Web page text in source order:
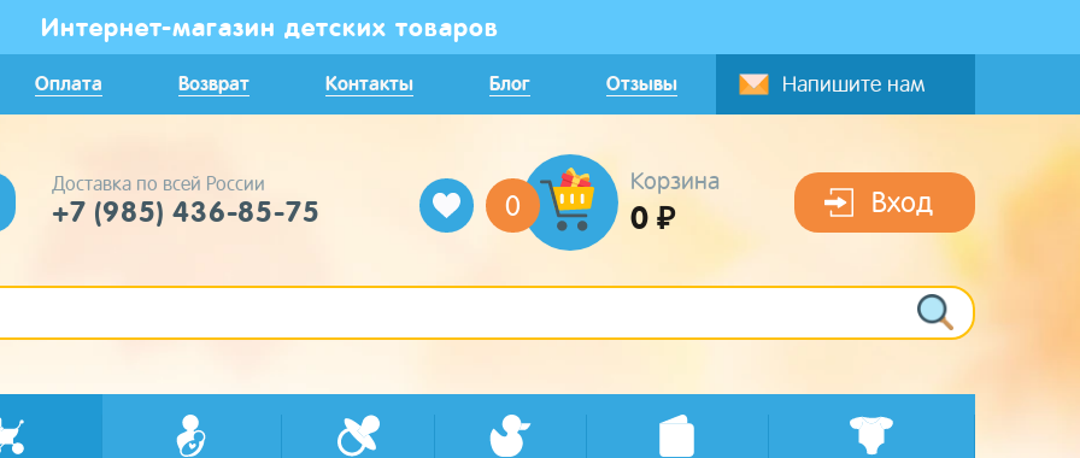
Интернет-магазин детских товаров
Оплата Возврат Контакты Блог Отзывы Напишите нам
Доставка по всей России
+7 (985) 436-85-75 0
Корзина
0 ₽ Вход